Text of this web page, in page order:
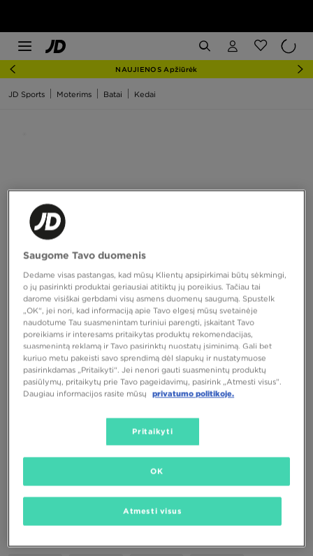
NAUJIENOS Apžiūrėk
JD Sports Moterims Batai Kedai
ADIDAS SUPERSTAR
64,00 €
EU US
Saugome Tavo duomenis
Dedame visas pastangas, kad mūsų Klientų apsipirkimai būtų sėkmingi,
o jų pasirinkti produktai geriausiai atitiktų jų poreikius. Tačiau tai
darome visiškai gerbdami visų asmens duomenų saugumą. Spustelk
„OK“, jei nori, kad informaciją apie Tavo elgesį mūsų svetainėje
naudotume Tau suasmenintam turiniui parengti, įskaitant Tavo
poreikiams ir interesams pritaikytas produktų rekomendacijas,
suasmenintą reklamą ir Tavo pasirinktų nuostatų įsiminimą. Gali bet
kuriuo metu pakeisti savo sprendimą dėl slapukų ir nustatymuose
pasirinkdamas „Pritaikyti“. Jei nenori gauti suasmenintų produktų
pasiūlymų, pritaikytų prie Tavo pageidavimų, pasirink „Atmesti visus”.
Daugiau informacijos rasite mūsų
privatumo politikoje.
Pritaikyti
Atmesti visus
OK